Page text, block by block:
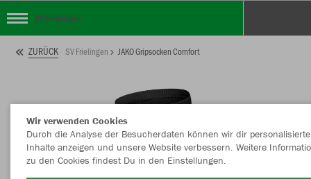
SV Frielingen
ZURÜCK SV Frielingen JAKO Gripsocken Comfort
Wir verwenden Cookies
Durch die Analyse der Besucherdaten können wir dir personalisierte
Inhalte anzeigen und unsere Website verbessern. Weitere
zu den Cookies findest Du in den Einstellungen.